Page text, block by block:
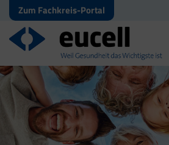
Zum Fachkreis-Portal